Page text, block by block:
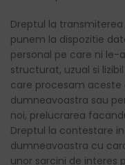
Dreptul la
punem la dispozitie
personal pe care ni
structurat, uzual si
care procesam aceste
dumneavoastra sau
noi, prelucrarea
Dreptul la contestare
dumneavoastra cu
unor sarcini de interes